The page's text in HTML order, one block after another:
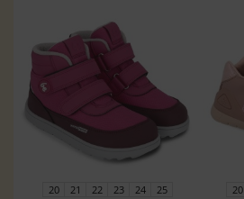
20 21 22 23 24 25 20